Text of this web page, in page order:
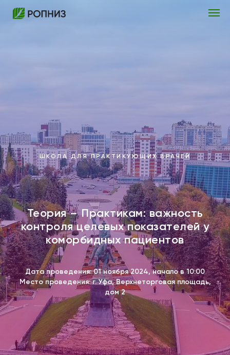
ШКОЛА ДЛЯ ПРАКТИКУЮЩИХ ВРАЧЕЙ
Теория – Практикам: важность
контроля целевых показателей у
коморбидных пациентов
Дата проведения: 01 ноября 2024, начало в 10:00
Место проведения: г. Уфа, Верхнеторговая площадь,
дом 2